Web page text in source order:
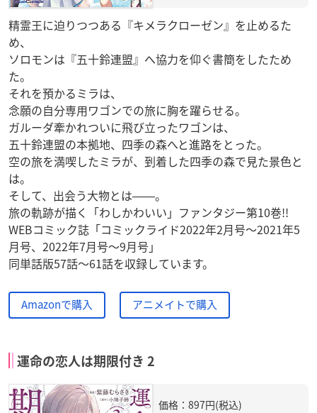
精霊王に迫りつつある『キメラクローゼン』を止めるた
め、
ソロモンは『五十鈴連盟』へ協力を仰ぐ書簡をしたため
た。
それを預かるミラは、
念願の自分専用ワゴンでの旅に胸を躍らせる。
ガルーダ牽かれついに飛び立ったワゴンは、
五十鈴連盟の本拠地、四季の森へと進路をとった。
空の旅を満喫したミラが、到着した四季の森で見た景色と
は。
そして、出会う大物とは――。
旅の軌跡が描く「わしかわいい」ファンタジー第10巻!!
WEBコミック誌「コミックライド2022年2月号～2021年5
月号、2022年7月号～9月号」
同単話版57話～61話を収録しています。
Amazonで購入 アニメイトで購入
運命の恋人は期限付き 2
価格：897円(税込)